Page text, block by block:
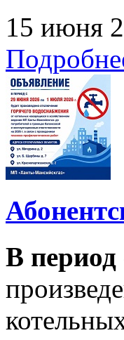
15 июня
В период